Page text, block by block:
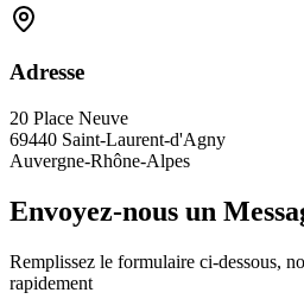
Adresse
20 Place Neuve
69440 Saint-Laurent-d'Agny
Auvergne-Rhône-Alpes
Envoyez-nous un
Remplissez le formulaire ci-dessous,
rapidement